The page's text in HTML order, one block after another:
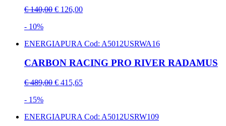
€ 140,00 € 126,00
- 10%
ENERGIAPURA Cod: A5012USRWA16
CARBON RACING PRO RIVER RADAMUS
€ 489,00 € 415,65
- 15%
ENERGIAPURA Cod: A5012USRW109